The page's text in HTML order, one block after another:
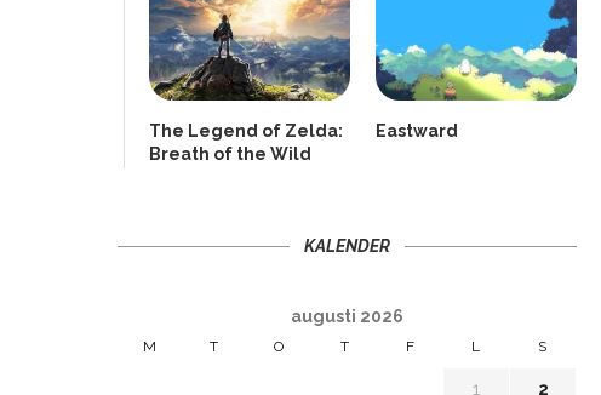
The Legend of Zelda:
Breath of the Wild
Eastward
KALENDER
augusti 2026
M T O T F L S
1
2